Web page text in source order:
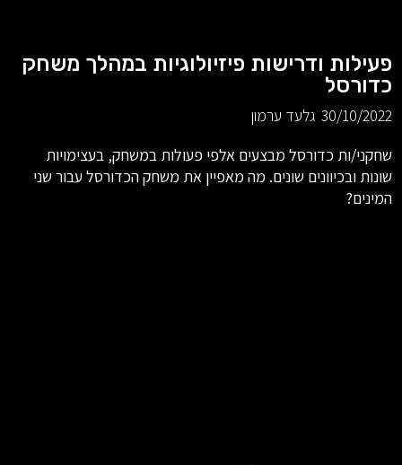
פעילות ודרישות פיזיולוגיות במהלך משחק
כדורסל
30/10/2022 גלעד ערמון
שחקני/ות כדורסל מבצעים אלפי פעולות במשחק, בעצימויות
שונות ובכיוונים שונים. מה מאפיין את משחק הכדורסל עבור שני
המינים?